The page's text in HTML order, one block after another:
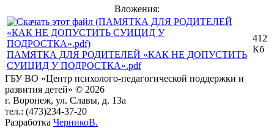
Вложения:
ПАМЯТКА ДЛЯ РОДИТЕЛЕЙ «КАК НЕ ДОПУСТИТЬ
СУИЦИД У ПОДРОСТКА».pdf
412
Кб
ГБУ ВО «Центр психолого-педагогической поддержки и
развития детей» © 2026
г. Воронеж, ул. Славы, д. 13а
тел.: (473)234-37-20
Разработка ЧерникоВ.